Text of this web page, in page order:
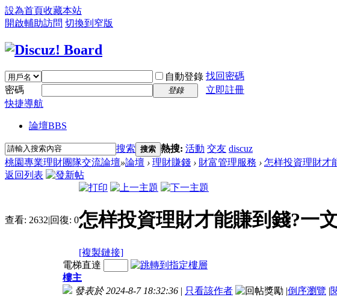
設為首頁收藏本站
開啟輔助訪問 切換到窄版
自動登錄 找回密碼
密碼
登錄
立即註冊
快捷導航
論壇BBS
搜索 搜索 熱搜: 活動 交友 discuz
桃園專業理財團隊交流論壇»論壇 › 理財賺錢 › 財富管理服務 › 怎样投資理財才
返回列表
查看: 2632|回復: 0怎样投資理財才能賺到錢?一
[複製鏈接]
電梯直達
樓主
發表於 2024-8-7 18:32:36 | 只看該作者 |倒序瀏覽 |